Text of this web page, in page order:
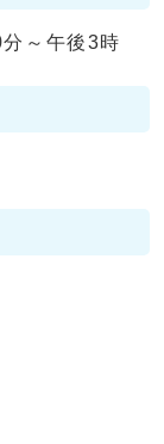
～午後3時